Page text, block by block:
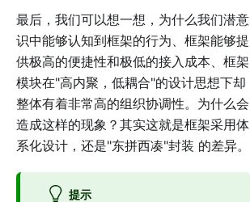
最后，我们可以想一想，为什么我们潜意
识中能够认知到框架的行为、框架能够提
供极高的便捷性和极低的接入成本、框架
模块在"高内聚，低耦合"的设计思想下却
整体有着非常高的组织协调性。为什么会
造成这样的现象？其实这就是框架采用体
系化设计，还是"东拼西凑"封装 的差异。
提示